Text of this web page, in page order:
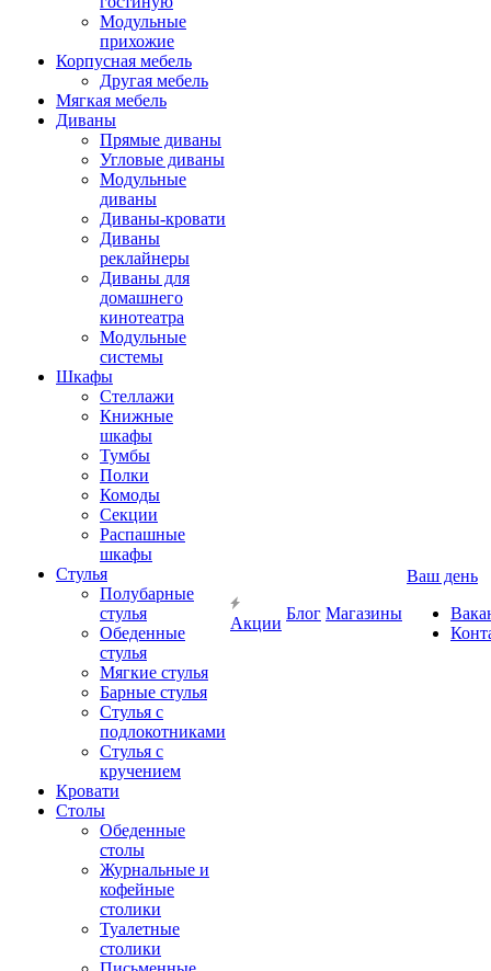
Модульные
прихожие
Корпусная мебель
Другая мебель
Мягкая мебель
Диваны
Прямые диваны
Угловые диваны
Модульные
диваны
Диваны-кровати
Диваны
реклайнеры
Диваны для
домашнего
кинотеатра
Модульные
системы
Шкафы
Стеллажи
Книжные
шкафы
Тумбы
Полки
Комоды
Секции
Распашные
шкафы
Стулья
Полубарные
стулья
Обеденные
стулья
Мягкие стулья
Барные стулья
Стулья с
подлокотниками
Стулья с
кручением
Кровати
Столы
Обеденные
столы
Журнальные и
кофейные
столики
Туалетные
столики
Акции
Блог Магазины
Ваш день